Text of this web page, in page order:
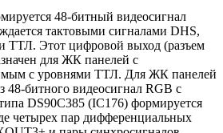
48-битный видеосигнал
тактовыми сигналами DHS,
ТТЛ. Этот цифровой выход (разъем
для ЖК панелей с
с уровнями ТТЛ. Для ЖК панелей
48-битного видеосигнал RGB с
DS90C385 (IC176) формируется
четырех пар дифференциальных